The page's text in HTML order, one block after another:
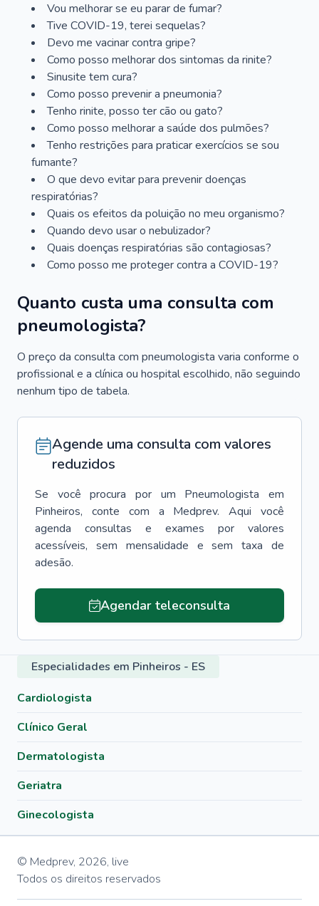
Vou melhorar se eu parar de fumar?
Tive COVID-19, terei sequelas?
Devo me vacinar contra gripe?
Como posso melhorar dos sintomas da rinite?
Sinusite tem cura?
Como posso prevenir a pneumonia?
Tenho rinite, posso ter cão ou gato?
Como posso melhorar a saúde dos pulmões?
Tenho restrições para praticar exercícios se sou
fumante?
O que devo evitar para prevenir doenças
respiratórias?
Quais os efeitos da poluição no meu organismo?
Quando devo usar o nebulizador?
Quais doenças respiratórias são contagiosas?
Como posso me proteger contra a COVID-19?
Quanto custa uma consulta com
pneumologista?
O preço da consulta com pneumologista varia conforme o
profissional e a clínica ou hospital escolhido, não seguindo
nenhum tipo de tabela.
Agende uma consulta com valores
reduzidos
Se você procura por um Pneumologista
em
Pinheiros, conte com a Medprev. Aqui você
agenda consultas e exames por valores
acessíveis, sem mensalidade e sem taxa de
adesão.
Agendar teleconsulta
Especialidades em Pinheiros - ES
Cardiologista
Clínico Geral
Dermatologista
Geriatra
Ginecologista
© Medprev, 2026, live
Todos os direitos reservados